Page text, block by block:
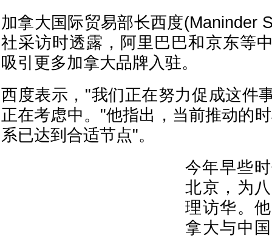
加拿大国际贸易部长西度(Maninder
社采访时透露，阿里巴巴和京东等
吸引更多加拿大品牌入驻。
西度表示，"我们正在努力促成这件
正在考虑中。"他指出，当前推动的
系已达到合适节点"。
今年早些
北京，为
理访华。
拿大与中